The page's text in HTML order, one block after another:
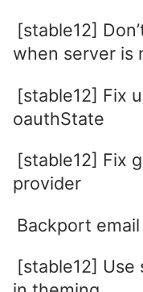
[stable12]
when server is
[stable12] Fix
oauthState
[stable12] Fix
provider
Backport
[stable12]